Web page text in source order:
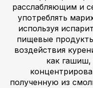
расслабляющим и
употреблять
используя
пищевые
воздействия
как гашиш,
полученную из